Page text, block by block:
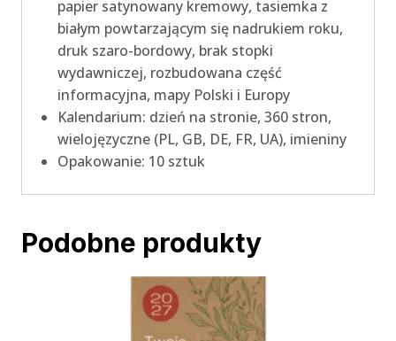
papier satynowany kremowy, tasiemka z
białym powtarzającym się nadrukiem roku,
druk szaro-bordowy, brak stopki
wydawniczej, rozbudowana część
informacyjna, mapy Polski i Europy
Kalendarium: dzień na stronie, 360 stron,
wielojęzyczne (PL, GB, DE, FR, UA), imieniny
Opakowanie: 10 sztuk
Podobne produkty